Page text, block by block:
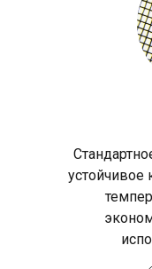
устойчивое